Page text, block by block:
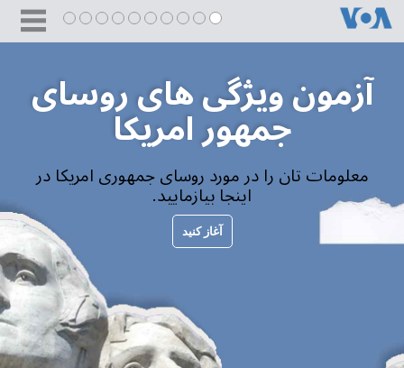
آزمون ویژگی های روسای
جمهور امریکا
معلومات تان را در مورد روسای جمهوری امریکا در
اینجا بیازمایید.
آغاز کنید
بود که در خود این کشور به دنیا آمده بود؟